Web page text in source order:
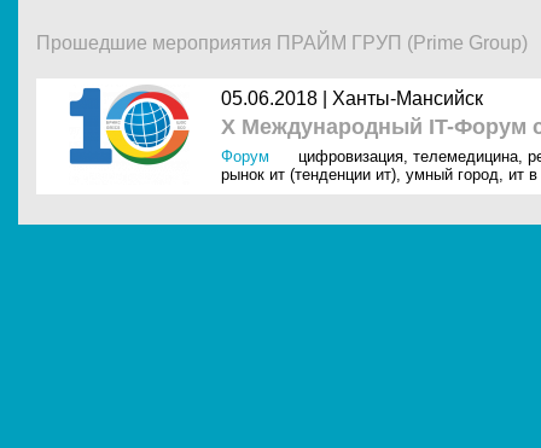
Прошедшие мероприятия ПРАЙМ ГРУП (Prime Group)
05.06.2018 | Ханты-Мансийск
X Международный IT-Форум
Форум цифровизация, телемедицина,
рынок ит (тенденции ит), умный город, ит в